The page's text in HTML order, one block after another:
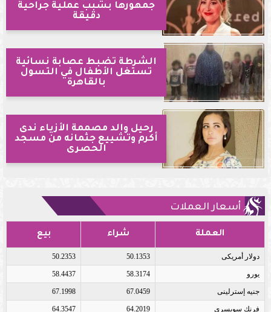
جمهورها بسبب عملية جراحية
دقيقة
الشرطة تضبط عصابة نسائية
تستغل الأطفال في التسول
بالقاهرة
رحيل والد مصممة الأزياء ندى
أكرم وتشييع جثمانه من مسجد
الحصرى
أسعار العملات
العملة شراء بيع
دولار أمريكى 50.1353
50.2353
يورو 58.3174
58.4437
جنيه إسترلينى 67.0459
67.1998
فرنك سويسرى 64.2019
64.3547